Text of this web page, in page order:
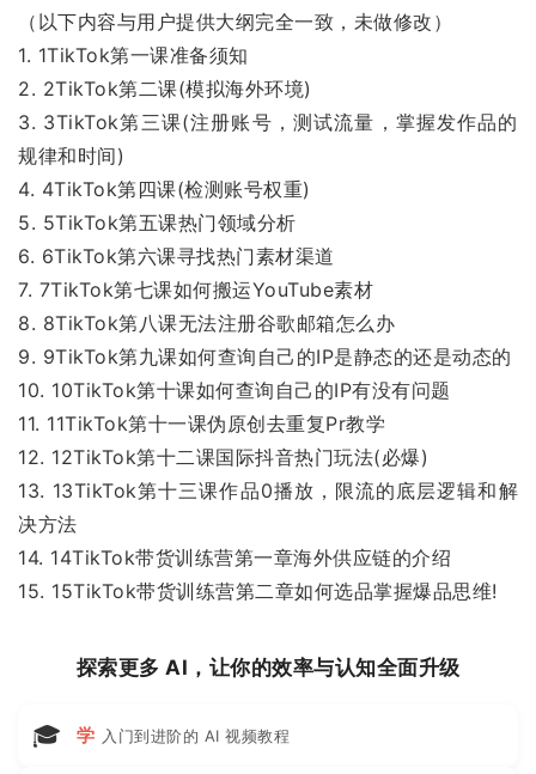
（以下内容与用户提供大纲完全一致，未做修改）
1. 1TikTok第一课准备须知
2. 2TikTok第二课(模拟海外环境)
3. 3TikTok第三课(注册账号，测试流量，掌握发作品的
规律和时间)
4. 4TikTok第四课(检测账号权重)
5. 5TikTok第五课热门领域分析
6. 6TikTok第六课寻找热门素材渠道
7. 7TikTok第七课如何搬运YouTube素材
8. 8TikTok第八课无法注册谷歌邮箱怎么办
9. 9TikTok第九课如何查询自己的IP是静态的还是动态的
10. 10TikTok第十课如何查询自己的IP有没有问题
11. 11TikTok第十一课伪原创去重复Pr教学
12. 12TikTok第十二课国际抖音热门玩法(必爆)
13. 13TikTok第十三课作品0播放，限流的底层逻辑和解
决方法
14. 14TikTok带货训练营第一章海外供应链的介绍
15. 15TikTok带货训练营第二章如何选品掌握爆品思维!
探索更多 AI，让你的效率与认知全面升级
🎓 学 入门到进阶的 AI 视频教程